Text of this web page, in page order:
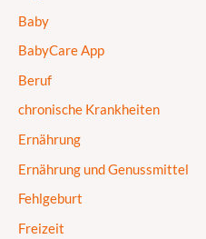
Baby
BabyCare App
Beruf
chronische Krankheiten
Ernährung
Ernährung und Genussmittel
Fehlgeburt
Freizeit